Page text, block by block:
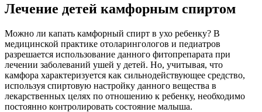
Лечение детей камфорным спиртом
Можно ли капать камфорный спирт в ухо ребенку? В
медицинской практике отоларингологов и педиатров
разрешается использование данного фитопрепарата при
лечении заболеваний ушей у детей. Но, учитывая, что
камфора характеризуется как сильнодействующее средство,
используя спиртовую настройку данного вещества в
лекарственных целях по отношению к ребенку, необходимо
постоянно контролировать состояние малыша.